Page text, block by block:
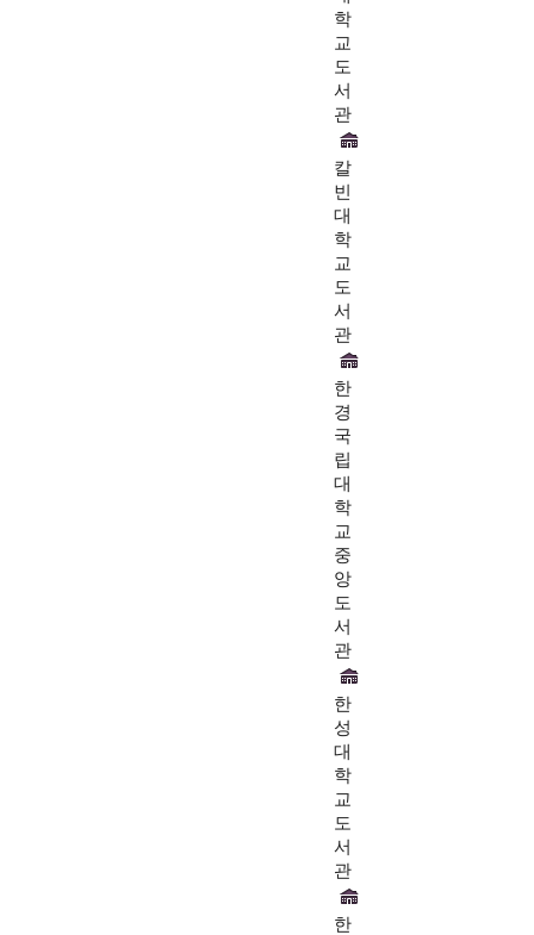
학
교
도
서
관
칼
빈
대
학
교
도
서
관
한
경
국
립
대
학
교
중
앙
도
서
관
한
성
대
학
교
도
서
관
한